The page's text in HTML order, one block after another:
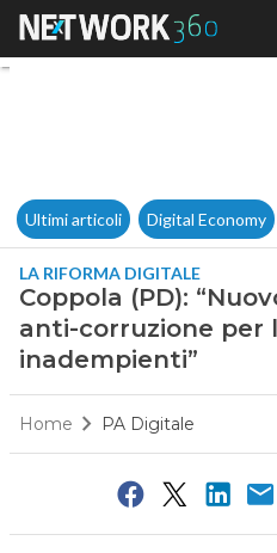
Ultimi articoli Digital Economy
LA RIFORMA DIGITALE
Coppola (PD):
anti-corruzione per
inadempienti”
Home PA Digitale